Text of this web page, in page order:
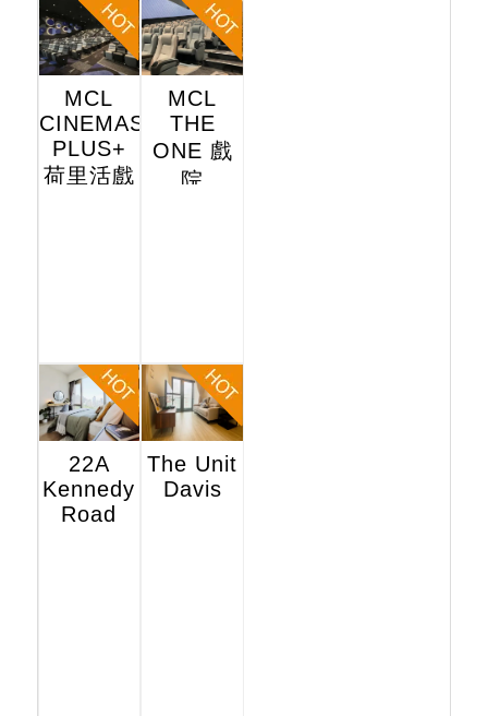
MCL
CINEMAS
PLUS+
荷里活戲
MCL
THE
ONE 戲
院
22A
Kennedy
Road
The Unit
Davis